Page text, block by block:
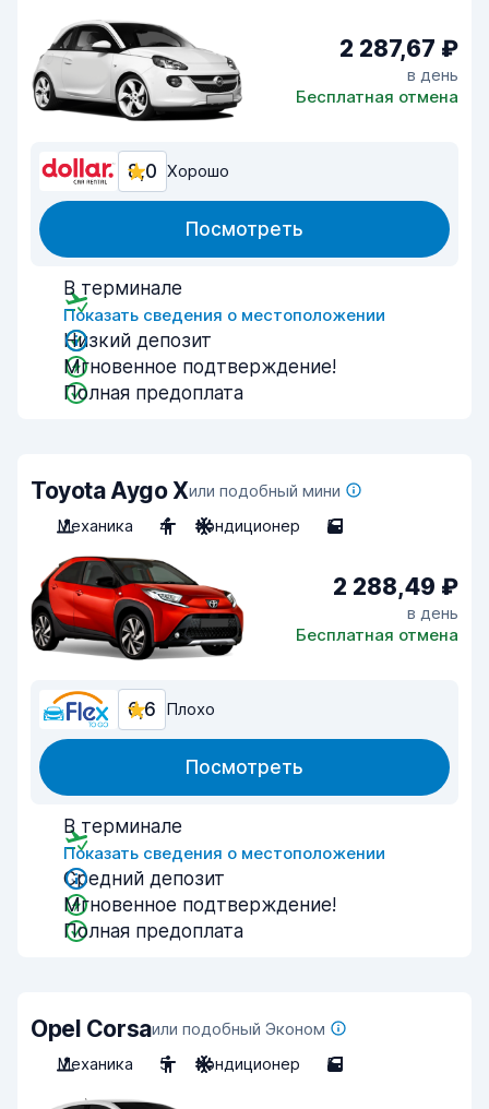
2 287,67 ₽
в день
Бесплатная отмена
8,0 Хорошо
Посмотреть
В терминале
Показать сведения о местоположении
Низкий депозит
Мгновенное подтверждение!
Полная предоплата
Toyota Aygo Xили подобный мини
Механика
4 Кондиционер 5
2 288,49 ₽
в день
Бесплатная отмена
6,6 Плохо
Посмотреть
В терминале
Показать сведения о местоположении
Средний депозит
Мгновенное подтверждение!
Полная предоплата
Opel Corsaили подобный Эконом
Механика
5 Кондиционер 5